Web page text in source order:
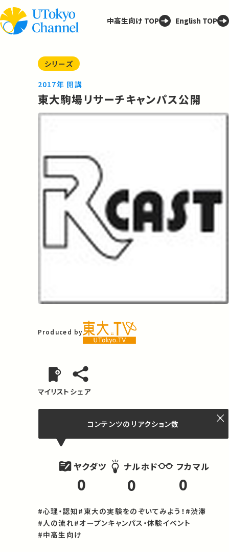
中高生向け TOP English TOP
シリーズ
2017年 開講
東大駒場リサーチキャンパス公開
Produced by
マイリスト シェア
コンテンツの リアクション数
ヤクダツ
0
ナルホド
0
フカマル
0
#心理・認知#東大の実験をのぞいてみよう！ #渋滞
#人の流れ#オープンキャンパス・体験イベント
#中高生向け